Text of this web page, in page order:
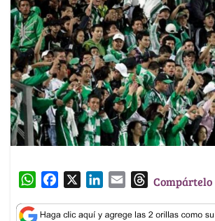
W
a
c
n
a
T
r
Compártelo